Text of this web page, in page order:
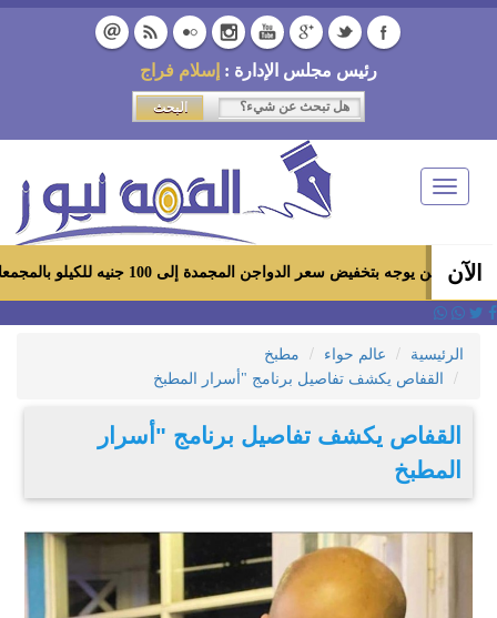
رئيس مجلس الإدارة : إسلام فراج
Toggle
navigation
الآن
بتخفيض سعر الدواجن المجمدة إلى 100 جنيه للكيلو بالمجمعات الاستهلاكية ومعارض «أهلاً رمضان»
الرئيسية عالم حواء
مطبخ
القفاص يكشف تفاصيل برنامج "أسرار المطبخ
القفاص يكشف تفاصيل برنامج "أسرار
المطبخ